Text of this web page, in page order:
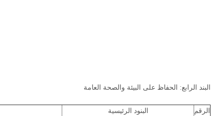
البند الرابع: الحفاظ على البيئة والصحة العامة
البنود الرئيسية الرقم